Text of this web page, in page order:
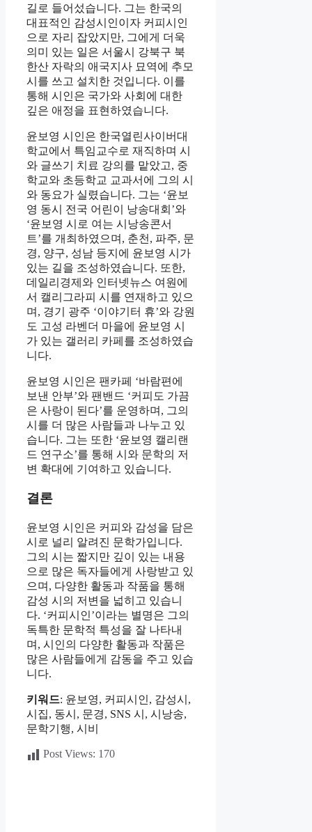
길로 들어섰습니다. 그는 한국의
대표적인 감성시인이자 커피시인
으로 자리 잡았지만, 그에게 더욱
의미 있는 일은 서울시 강북구 북
한산 자락의 애국지사 묘역에 추모
시를 쓰고 설치한 것입니다. 이를
통해 시인은 국가와 사회에 대한
깊은 애정을 표현하였습니다.
윤보영 시인은 한국열린사이버대
학교에서 특임교수로 재직하며 시
와 글쓰기 치료 강의를 맡았고, 중
학교와 초등학교 교과서에 그의 시
와 동요가 실렸습니다. 그는 ‘윤보
영 동시 전국 어린이 낭송대회’와
‘윤보영 시로 여는 시낭송콘서
트’를 개최하였으며, 춘천, 파주, 문
경, 양구, 성남 등지에 윤보영 시가
있는 길을 조성하였습니다. 또한,
데일리경제와 인터넷뉴스 여원에
서 캘리그라피 시를 연재하고 있으
며, 경기 광주 ‘이야기터 휴’와 강원
도 고성 라벤더 마을에 윤보영 시
가 있는 갤러리 카페를 조성하였습
니다.
윤보영 시인은 팬카페 ‘바람편에
보낸 안부’와 팬밴드 ‘커피도 가끔
은 사랑이 된다’를 운영하며, 그의
시를 더 많은 사람들과 나누고 있
습니다. 그는 또한 ‘윤보영 캘리랜
드 연구소’를 통해 시와 문학의 저
변 확대에 기여하고 있습니다.
결론
윤보영 시인은 커피와 감성을 담은
시로 널리 알려진 문학가입니다.
그의 시는 짧지만 깊이 있는 내용
으로 많은 독자들에게 사랑받고 있
으며, 다양한 활동과 작품을 통해
감성 시의 저변을 넓히고 있습니
다. ‘커피시인’이라는 별명은 그의
독특한 문학적 특성을 잘 나타내
며, 시인의 다양한 활동과 작품은
많은 사람들에게 감동을 주고 있습
니다.
키워드: 윤보영, 커피시인, 감성시,
시집, 동시, 문경, SNS 시, 시낭송,
문학기행, 시비
Post Views: 170